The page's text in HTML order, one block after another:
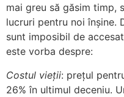
mai greu să găsim timp,
lucruri pentru noi înșine.
sunt imposibil de
este vorba despre:
Costul vieții: prețul
26% în ultimul deceniu.